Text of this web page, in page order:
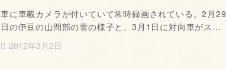
車に車載カメラが付いていて常時録画されている。2月29
日の伊豆の山間部の雪の様子と、3月1日に対向車がス…
2012年3月2日